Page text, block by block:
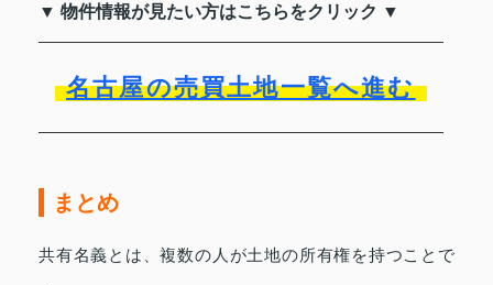
▼ 物件情報が見たい方はこちらをクリック ▼
名古屋の売買土地一覧へ進む
まとめ
共有名義とは、複数の人が土地の所有権を持つことで